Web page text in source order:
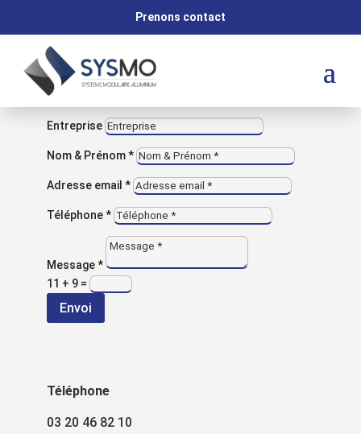
Prenons contact
Chariot de
picking
CHARIOT DE PICKING SYSMO
VOUS AVEZ UNE QUESTION ?
Contactez-nous
Entreprise
Nom & Prénom *
Adresse email *
Téléphone *
Message *
11 + 9 =
Envoi
Téléphone
03 20 46 82 10